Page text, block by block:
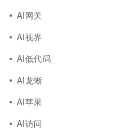
AI网关
AI视界
AI低代码
AI龙蜥
AI苹果
AI访问